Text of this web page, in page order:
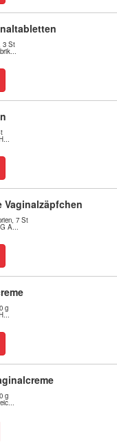
3 St
Vaginalzäpfchen
7 St
A...
g
g